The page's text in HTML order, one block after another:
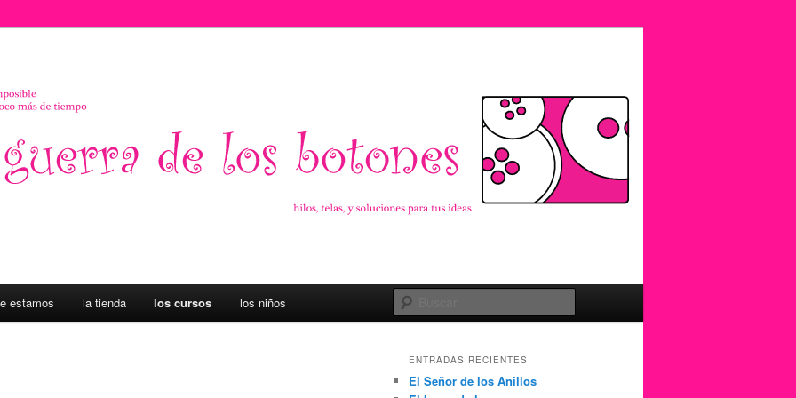
Botones
estamos la tienda los cursos los niños
ENTRADAS RECIENTES
El Señor de los Anillos